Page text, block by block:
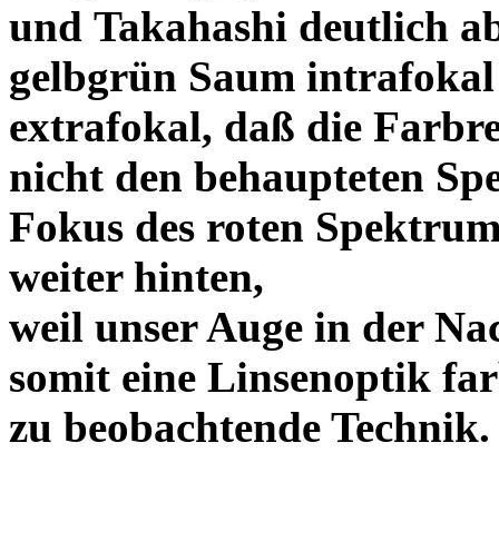
und Takahashi deutlich
gelbgrün Saum
extrafokal, daß die
nicht den behaupteten
Fokus des roten
weiter hinten,
weil unser Auge in der
somit eine Linsenoptik
zu beobachtende